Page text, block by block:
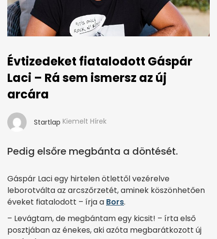
Évtizedeket fiatalodott Gáspár
Laci – Rá sem ismersz az új
arcára
Startlap Kiemelt Hírek
Pedig elsőre megbánta a döntését.
Gáspár Laci egy hirtelen ötlettől vezérelve
leborotválta az arcszőrzetét, aminek köszönhetően
éveket fiatalodott – írja a Bors.
– Levágtam, de megbántam egy kicsit! – írta első
posztjában az énekes, aki azóta megbarátkozott új